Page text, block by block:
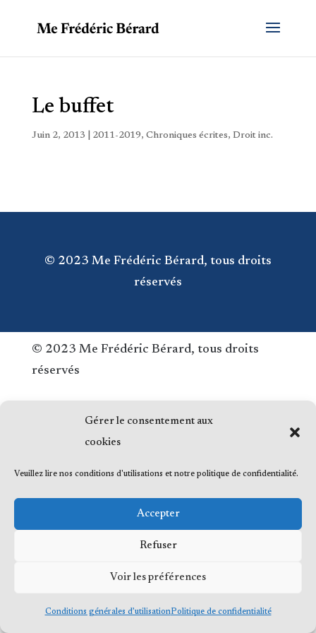
Gérer le consentement aux
cookies
Veuillez lire nos conditions d'utilisations et notre politique de confidentialité.
Accepter
Refuser
Voir les préférences
Conditions générales d’utilisationPolitique de confidentialité
Le buffet
Juin 2, 2013 2011-2019, Chroniques écrites, Droit inc.
© 2023 Me Frédéric Bérard, tous droits
réservés
© 2023 Me Frédéric Bérard, tous droits
réservés